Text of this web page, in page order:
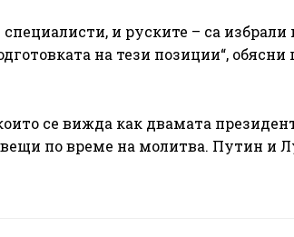
и руските – са
на тези позиции“,
се вижда как двамата
по време на молитва. Путин и